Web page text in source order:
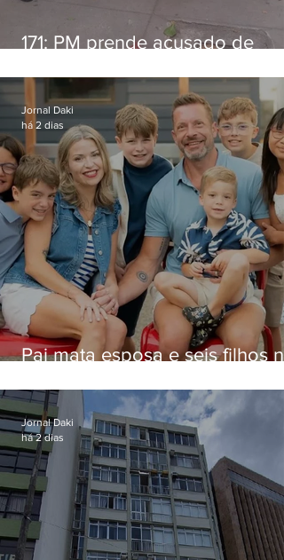
171: PM prende acusado de
Niterói
Pai mata esposa e seis filhos
Jornal Daki
há 2 dias
Jornal Daki
há 2 dias